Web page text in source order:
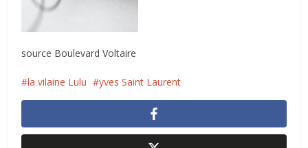
source Boulevard Voltaire
la vilaine Lulu yves Saint Laurent